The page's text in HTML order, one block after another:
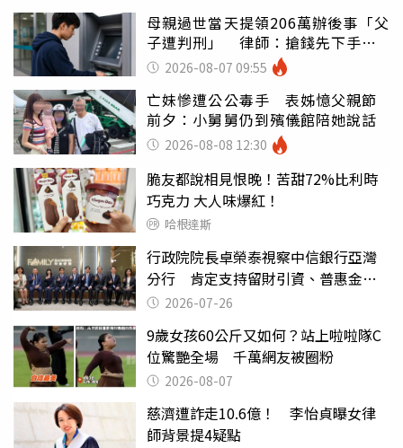
母親過世當天提領206萬辦後事「父
子遭判刑」 律師：搶錢先下手是
罪 2026-08-07 09:55
亡妹慘遭公公毒手 表姊憶父親節
前夕：小舅舅仍到殯儀館陪她說話
2026-08-08 12:30
脆友都說相見恨晚！苦甜72%比利時
巧克力 大人味爆紅！
哈根達斯
行政院院長卓榮泰視察中信銀行亞灣
分行 肯定支持留財引資、普惠金融
政策 以金融力推動國際競爭力
2026-07-26
9歲女孩60公斤又如何？站上啦啦隊C
位驚艷全場 千萬網友被圈粉
2026-08-07
慈濟遭詐走10.6億！ 李怡貞曝女律
師背景提4疑點